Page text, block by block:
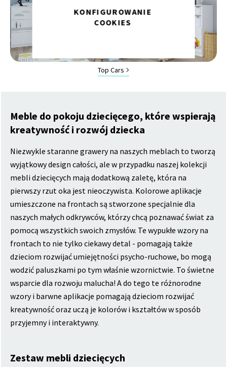
KONFIGUROWANIE
COOKIES
Top Cars
Meble do pokoju dziecięcego, które wspierają
kreatywność i rozwój dziecka
Niezwykle staranne grawery na naszych meblach to tworzą
wyjątkowy design całości, ale w przypadku naszej kolekcji
mebli dziecięcych mają dodatkową zaletę, która na
pierwszy rzut oka jest nieoczywista. Kolorowe aplikacje
umieszczone na frontach są stworzone specjalnie dla
naszych małych odkrywców, którzy chcą poznawać świat za
pomocą wszystkich swoich zmysłów. Te wypukłe wzory na
frontach to nie tylko ciekawy detal - pomagają także
dzieciom rozwijać umiejętności psycho-ruchowe, bo mogą
wodzić paluszkami po tym właśnie wzornictwie. To świetne
wsparcie dla rozwoju malucha! A do tego te różnorodne
wzory i barwne aplikacje pomagają dzieciom rozwijać
kreatywność oraz uczą je kolorów i kształtów w sposób
przyjemny i interaktywny.
Zestaw mebli dziecięcych